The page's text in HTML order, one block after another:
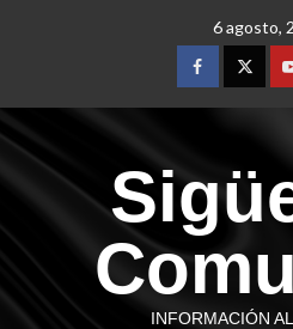
6 agosto,
INFORMACIÓN